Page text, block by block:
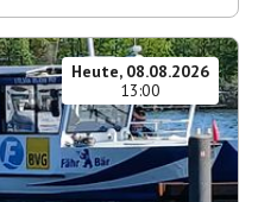
Heute, 08.08.2026
13:00